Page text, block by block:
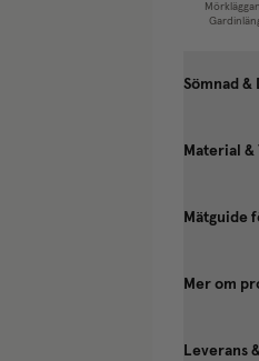
Sömnad &
Material &
Mätguide
Mer om
Leverans